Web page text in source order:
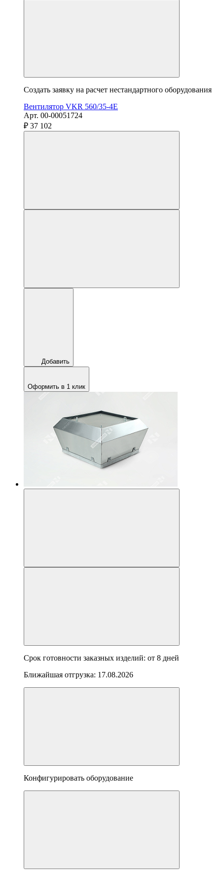
Создать заявку на расчет нестандартного оборудования
Вентилятор VKR 560/35-4E
Арт. 00-00051724
₽ 37 102
Добавить
Оформить в 1 клик
Срок готовности заказных изделий: от 8 дней
Ближайшая отгрузка: 17.08.2026
Конфигурировать оборудование